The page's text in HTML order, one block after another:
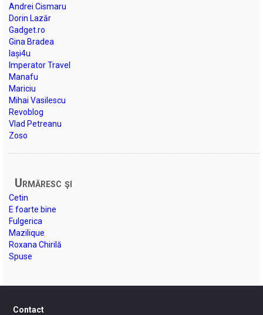
Andrei Cismaru
Dorin Lazăr
Gadget.ro
Gina Bradea
Iași4u
Imperator Travel
Manafu
Mariciu
Mihai Vasilescu
Revoblog
Vlad Petreanu
Zoso
Urmăresc şi
Cetin
E foarte bine
Fulgerica
Mazilique
Roxana Chirilă
Spuse
Contact